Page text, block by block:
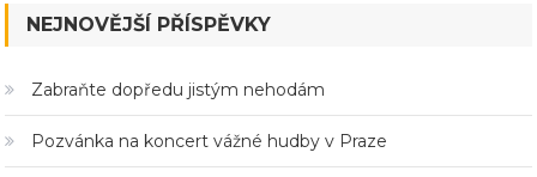
NEJNOVĚJŠÍ PŘÍSPĚVKY
Zabraňte dopředu jistým nehodám
Pozvánka na koncert vážné hudby v Praze